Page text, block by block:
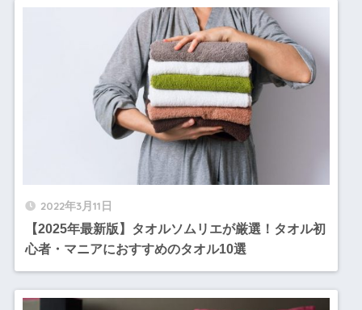
2022年3月11日
【2025年最新版】タオルソムリエが厳選！タオル初
心者・マニアにおすすめのタオル10選